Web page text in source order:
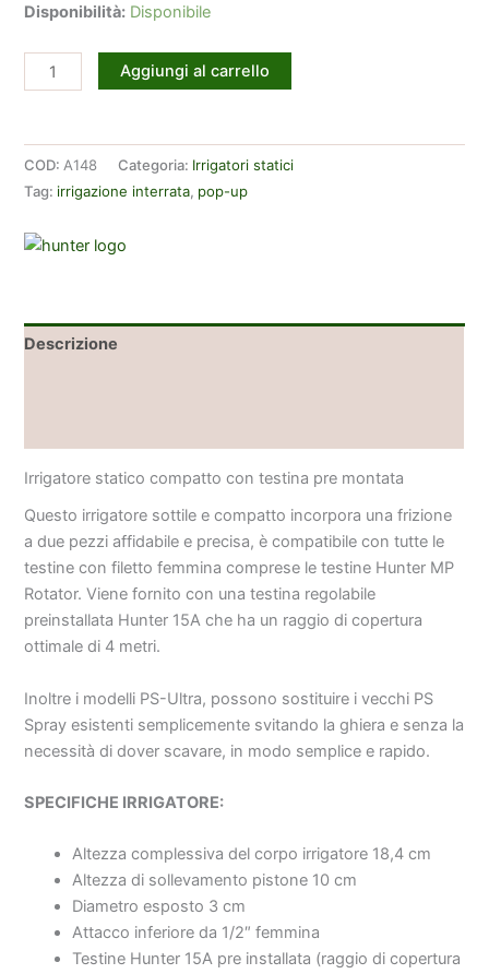
Disponibilità: Disponibile
Irrigatore
Hunter
Ultra
15A
alzo
cm
Aggiungi al carrello
COD:A148 Categoria: Irrigatori statici
Tag: irrigazione interrata, pop-up
Descrizione
Irrigatore statico compatto con testina pre montata
Questo irrigatore sottile e compatto incorpora una frizione
a due pezzi affidabile e precisa, è compatibile con tutte le
testine con filetto femmina comprese le testine Hunter MP
Rotator. Viene fornito con una testina regolabile
preinstallata Hunter 15A che ha un raggio di copertura
ottimale di 4 metri.
Inoltre i modelli PS-Ultra, possono sostituire i vecchi PS
Spray esistenti semplicemente svitando la ghiera e senza la
necessità di dover scavare, in modo semplice e rapido.
SPECIFICHE IRRIGATORE:
Altezza complessiva del corpo irrigatore 18,4 cm
Altezza di sollevamento pistone 10 cm
Diametro esposto 3 cm
Attacco inferiore da 1/2″ femmina
Testine Hunter 15A pre installata (raggio di copertura